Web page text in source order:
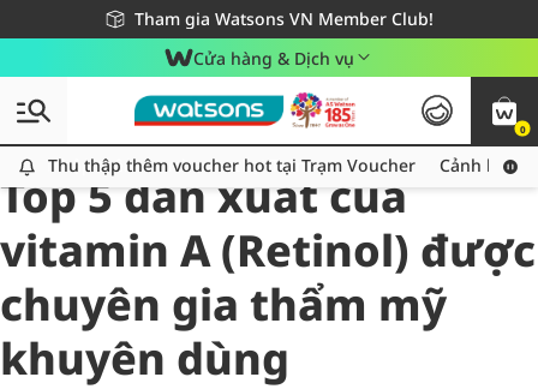
Tham gia Watsons VN Member Club!
Miễn phí giao hàng cho đơn hàng từ 249,000Đ
Giao hàng nhanh 24h - Áp dụng khu vực TP. Hồ Chí Minh
Cửa hàng & Dịch vụ
0
Thu thập thêm voucher hot tại Trạm Voucher
Thu thập thêm voucher hot tại Trạm Voucher Cảnh báo
All
Chăm Sóc Cá Nhân
Top 5 dẫn xuất của
vitamin A (Retinol) được
chuyên gia thẩm mỹ
khuyên dùng